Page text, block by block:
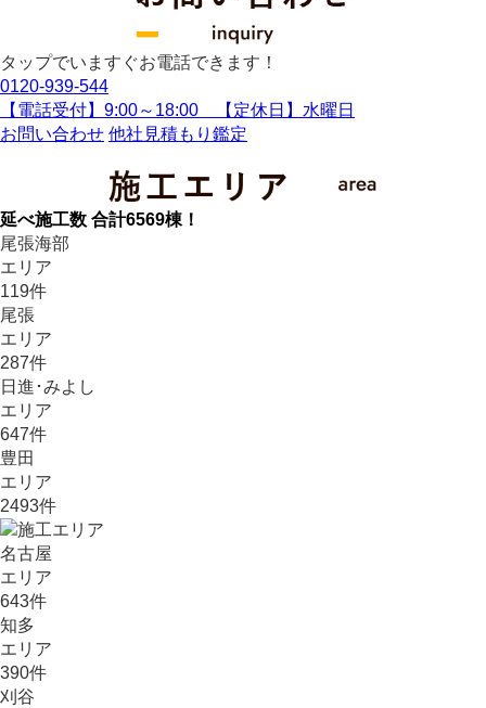
タップでいますぐお電話できます！
0120-939-544
【電話受付】9:00～18:00 【定休日】水曜日
お問い合わせ 他社見積もり鑑定
延べ施工数 合計6569棟！
尾張海部
エリア
119件
尾張
エリア
287件
日進･みよし
エリア
647件
豊田
エリア
2493件
名古屋
エリア
643件
知多
エリア
390件
刈谷